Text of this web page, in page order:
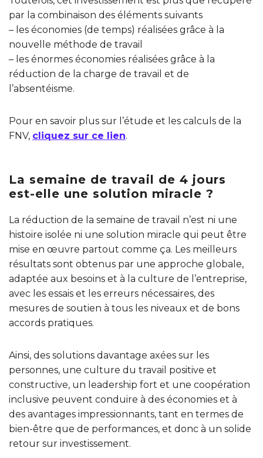
par la combinaison des éléments suivants
– les économies (de temps) réalisées grâce à la
nouvelle méthode de travail
– les énormes économies réalisées grâce à la
réduction de la charge de travail et de
l’absentéisme.
Pour en savoir plus sur l’étude et les calculs de la
FNV, cliquez sur ce lien.
La semaine de travail de 4 jours
est-elle une solution miracle ?
La réduction de la semaine de travail n’est ni une
histoire isolée ni une solution miracle qui peut être
mise en œuvre partout comme ça. Les meilleurs
résultats sont obtenus par une approche globale,
adaptée aux besoins et à la culture de l’entreprise,
avec les essais et les erreurs nécessaires, des
mesures de soutien à tous les niveaux et de bons
accords pratiques.
Ainsi, des solutions davantage axées sur les
personnes, une culture du travail positive et
constructive, un leadership fort et une coopération
inclusive peuvent conduire à des économies et à
des avantages impressionnants, tant en termes de
bien-être que de performances, et donc à un solide
retour sur investissement.